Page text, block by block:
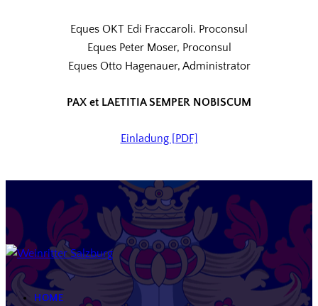
Eques OKT Edi Fraccaroli. Proconsul
Eques Peter Moser, Proconsul
Eques Otto Hagenauer, Administrator
PAX et LAETITIA SEMPER NOBISCUM
Einladung [PDF]
HOME